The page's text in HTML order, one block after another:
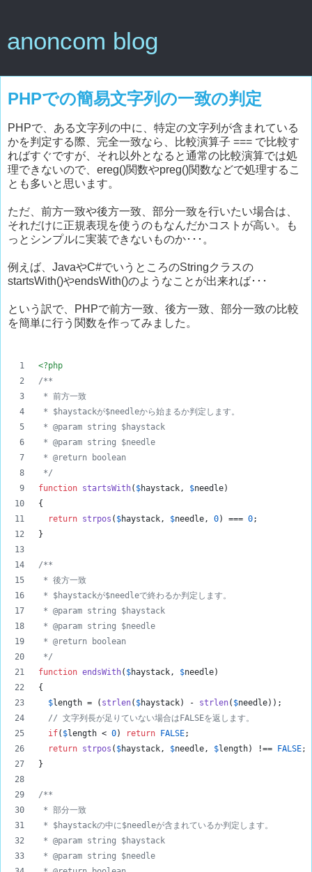
anoncom blog
PHPでの簡易文字列の一致の判定
PHPで、ある文字列の中に、特定の文字列が含まれている
かを判定する際、完全一致なら、比較演算子 === で比較す
ればすぐですが、それ以外となると通常の比較演算では処
理できないので、ereg()関数やpreg()関数などで処理するこ
とも多いと思います。
ただ、前方一致や後方一致、部分一致を行いたい場合は、
それだけに正規表現を使うのもなんだかコストが高い。も
っとシンプルに実装できないものか･･･。
例えば、JavaやC#でいうところのStringクラスの
startsWith()やendsWith()のようなことが出来れば･･･
という訳で、PHPで前方一致、後方一致、部分一致の比較
を簡単に行う関数を作ってみました。
<?php
/**
* 前方一致
* $haystackが$needleから始まるか判定します。
* @param string $haystack
* @param string $needle
* @return boolean
*/
function startsWith( $haystack, $needle)
{
return strpos ( $haystack, $needle, 0) === 0;
}
/**
* 後方一致
* $haystackが$needleで終わるか判定します。
* @param string $haystack
* @param string $needle
* @return boolean
*/
function endsWith( $haystack, $needle)
{
$length = ( strlen( $haystack) - strlen( $needle));
// 文字列長が足りていない場合はFALSEを返します。
if( $length < 0) return FALSE;
return strpos ( $haystack, $needle, $length) !== FALSE;
}
/**
* 部分一致
* $haystackの中に$needleが含まれているか判定します。
* @param string $haystack
* @param string $needle